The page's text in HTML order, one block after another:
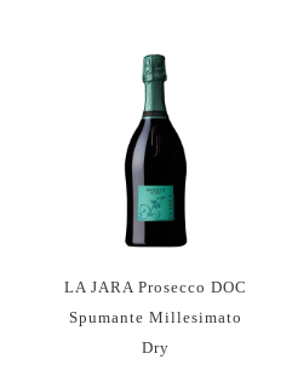
LA JARA Prosecco DOC
Spumante Millesimato
Dry